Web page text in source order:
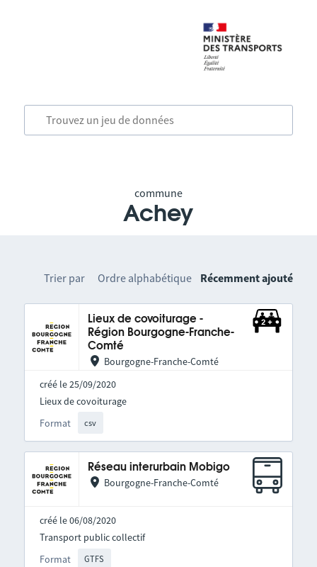
commune
Achey
Trier par Ordre alphabétique Récemment ajouté
Lieux de covoiturage -
Région Bourgogne-Franche-
Comté
Bourgogne-Franche-Comté
créé le 25/09/2020
Format csv
Lieux de covoiturage
Réseau interurbain Mobigo
Bourgogne-Franche-Comté
créé le 06/08/2020
Format GTFS
Transport public collectif